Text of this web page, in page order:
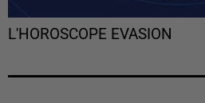
L'HOROSCOPE EVASION